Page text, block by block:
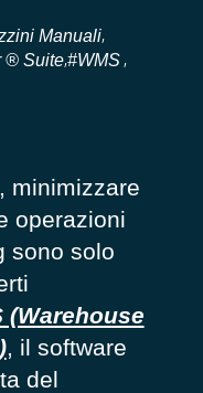
Manuali,
® Suite,#WMS,
minimizzare
operazioni
sono solo
(Warehouse
, il software
del